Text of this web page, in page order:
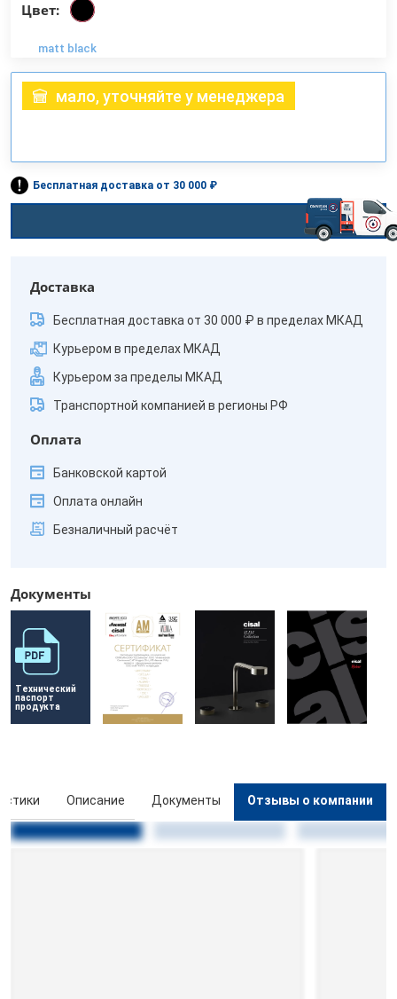
Цвет:
matt black
мало, уточняйте у менеджера
Бесплатная доставка от 30 000 ₽
Доставка
Бесплатная доставка от 30 000 ₽ в пределах МКАД
Курьером в пределах МКАД
Курьером за пределы МКАД
Транспортной компанией в регионы РФ
Оплата
Банковской картой
Оплата онлайн
Безналичный расчёт
Документы
Технический
паспорт
продукта
Описание Документы Отзывы о компании